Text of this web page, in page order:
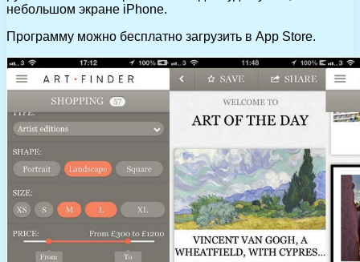
небольшом экране iPhone.
Программу можно бесплатно загрузить в App Store.